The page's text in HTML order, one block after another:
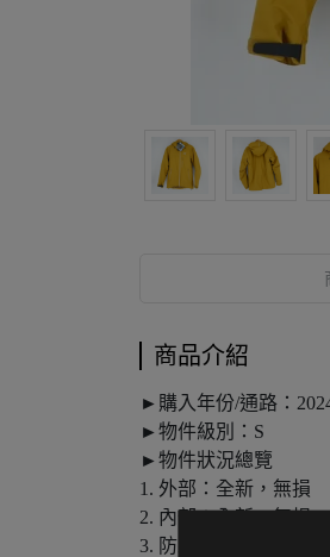
商品介紹
►購入年份/通路：
►物件級別：S
►物件狀況總覽
1. 外部：全新，無損
2. 內部：全新，無損
3. 防水層/防水貼條：無